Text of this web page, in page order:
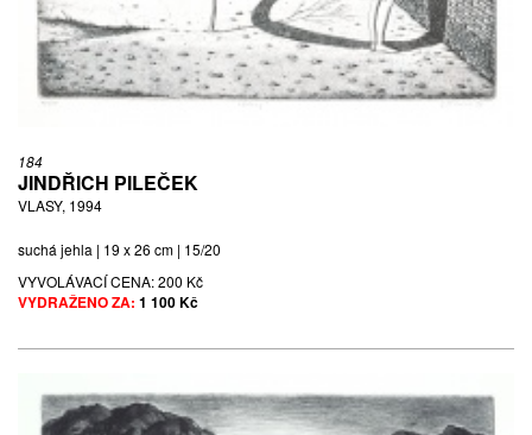
184
JINDŘICH PILEČEK
VLASY, 1994
suchá jehla | 19 x 26 cm | 15/20
VYVOLÁVACÍ CENA:200 Kč
VYDRAŽENO ZA: 1 100 Kč